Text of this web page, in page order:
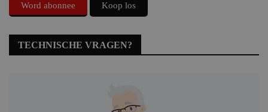
Word abonnee Koop los
TECHNISCHE VRAGEN?